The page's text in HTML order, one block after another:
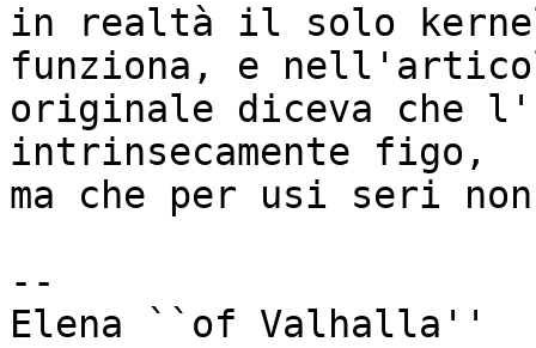
in realtà il solo
funziona, e
originale diceva che
intrinsecamente figo,
ma che per usi seri
--
Elena ``of Valhalla''